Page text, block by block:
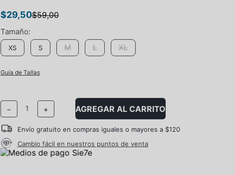
$29,50$59,00
XS S M L XL
Guía de Tallas
＋
－ AGREGAR AL CARRITO
Envío gratuito en compras iguales o mayores a $120
Cambio fácil en nuestros puntos de venta